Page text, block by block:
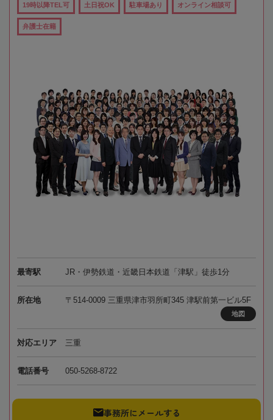
19時以降TEL可 土日祝OK 駐車場あり オンライン相談可
弁護士在籍
最寄駅 JR・伊勢鉄道・近畿日本鉄道「津駅」徒歩1分
所在地 〒514-0009 三重県津市羽所町345 津駅前第一ビル5F
地図
対応エリア 三重
電話番号 050-5268-8722
事務所にメールする